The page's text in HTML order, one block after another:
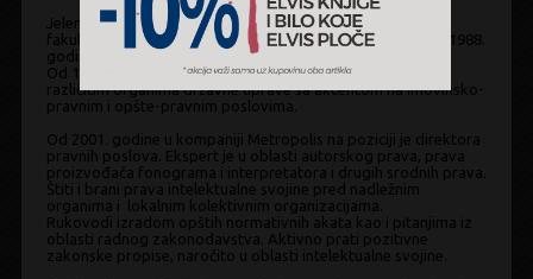
Jelena Mitrović diplomirala je 1986. godine na Pravnom
fakultetu Univerziteta u Beogradu, krivično – sudski smer. 1988.
godine položila je stručni pravosudni ispit.
Od 1987. do 2000. godine bavila se pravnim poslovima u
različitim organima državne uprave sa akcentom na imovinsko-
pravnim i opšte-pravnim poslovima.
Od 2001. godine u kompaniji Metropolis na poziciji je direktora
pravnih poslova. Ekspert je u oblasti autorskog prava, prava
proizvođača fonograma i interpretatora i drugih srodnih prava.
Štiti i brani prava intelektualne svojine pred nadležnim
organima i lokalnim kolektivnim organizacijama.
Rukovodi izradom opštih normativnih akata kao i pitanjima iz
oblasti radnog zakonodavstva. Aktivno prati pozitivne
zakonske propise, naročito u oblasti intelektualne svojine.